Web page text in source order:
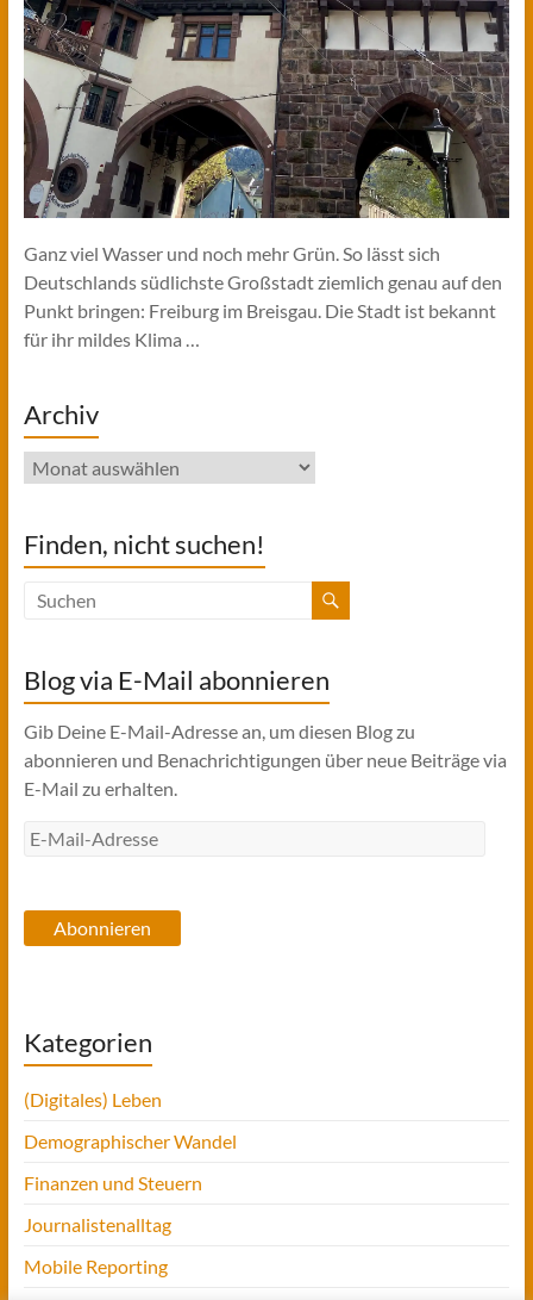
Ganz viel Wasser und noch mehr Grün. So lässt sich
Deutschlands südlichste Großstadt ziemlich genau auf den
Punkt bringen: Freiburg im Breisgau. Die Stadt ist bekannt
für ihr mildes Klima …
Archiv
Archiv
Finden, nicht suchen!
Blog via E-Mail abonnieren
Gib Deine E-Mail-Adresse an, um diesen Blog zu
abonnieren und Benachrichtigungen über neue Beiträge via
E-Mail zu erhalten.
E-
Abonnieren
Kategorien
(Digitales) Leben
Demographischer Wandel
Finanzen und Steuern
Journalistenalltag
Mobile Reporting